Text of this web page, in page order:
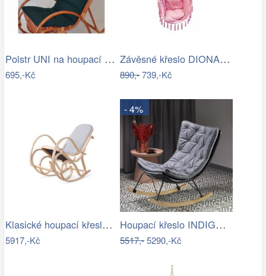
Polstr UNI na houpací křeslo - látka…
695,-Kč
Závěsné křeslo DIONA starorůžová
890,-739,-Kč
Klasické houpací křeslo - AT
5917,-Kč
- 4%
Houpací křeslo INDIGO Halmar
5517,-5290,-Kč